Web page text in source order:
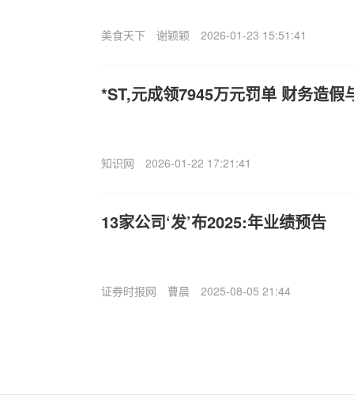
美食天下 谢颖颖 2026-01-23 15:51:41
*ST,元成领7945万元罚单 财务造假
知识网 2026-01-22 17:21:41
13家公司‘发’布2025:年业绩预告
证券时报网 曹晨 2025-08-05 21:44